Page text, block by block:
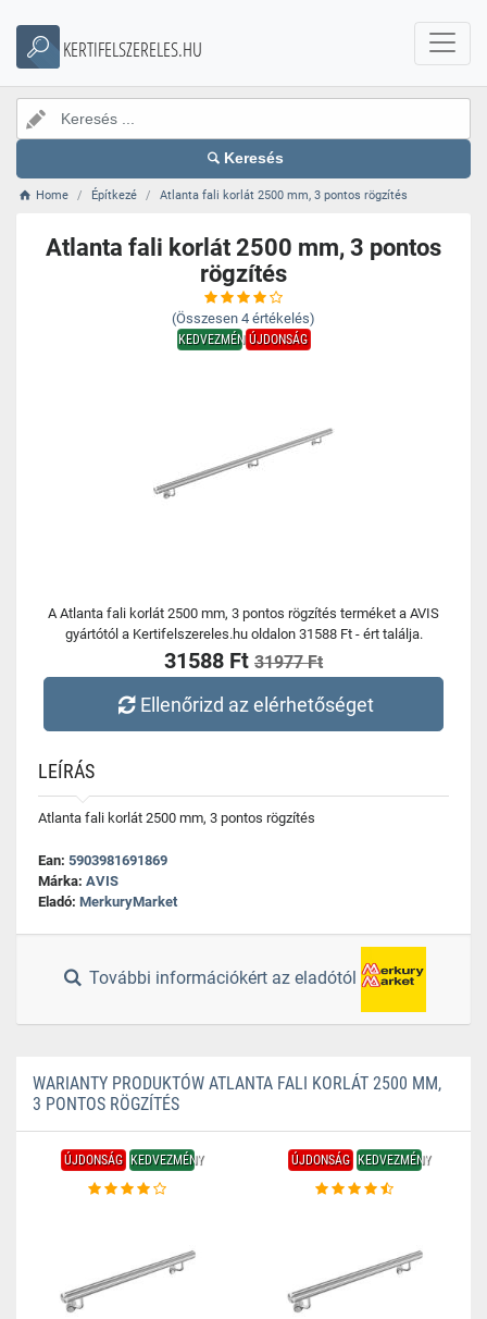
KERTIFELSZERELES.HU
Keresés
Home Építkezé Atlanta fali korlát 2500 mm, 3 pontos rögzítés
Atlanta fali korlát 2500 mm, 3 pontos
rögzítés
(Összesen 4 értékelés)
KEDVEZMÉNYÚJDONSÁG
A Atlanta fali korlát 2500 mm, 3 pontos rögzítés terméket a AVIS
gyártótól a Kertifelszereles.hu oldalon 31588 Ft - ért találja.
31588 Ft 31977 Ft
Ellenőrizd az elérhetőséget
LEÍRÁS
Atlanta fali korlát 2500 mm, 3 pontos rögzítés
Ean: 5903981691869
Márka: AVIS
Eladó: MerkuryMarket
További információkért az eladótól
WARIANTY PRODUKTÓW ATLANTA FALI KORLÁT 2500 MM,
3 PONTOS RÖGZÍTÉS
ÚJDONSÁG KEDVEZMÉNY ÚJDONSÁG KEDVEZMÉNY